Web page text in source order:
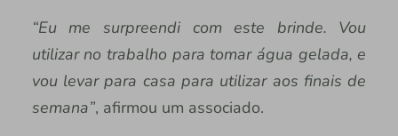
“Eu me surpreendi com este brinde. Vou
utilizar no trabalho para tomar água gelada, e
vou levar para casa para utilizar aos finais de
semana”, afirmou um associado.